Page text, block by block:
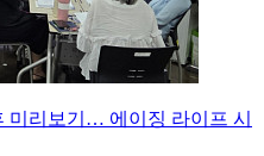
미리보기… 에이징 라이프 시